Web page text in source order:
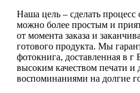
Наша цель – сделать процесс
можно более простым и
от момента заказа и
готового продукта. Мы
фотокнига, доставленная в г
высоким качеством печати и
воспоминаниями на долгие